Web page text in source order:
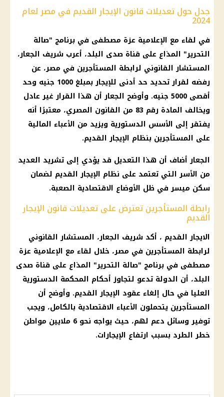
جدل حول تعديلات قانون الإيجار القديم في مصر لعام
2024
في لقاء مع الإعلامية عزة مصطفى في برنامج "صالة
التحرير" المذاع على قناة صدى البلد، أعرب شريف الجعار،
المستشار القانوني لرابطة المستأجرين في مصر، عن
رفضه لقرار تحديد حد أدنى للإيجار بمبلغ 1000 جنيه وحد
أقصى 5000 جنيه. وأوضح الجعار أن هذا القرار غير عادل
ويخالف المادة رقم 83 من القانون المصري، معتبرًا أنه
يفتقر إلى الأسس الدستورية ويزيد من الأعباء المالية
على المستأجرين بنظام الإيجار القديم.
الجعار أضاف أن هذا التعديل قد يؤدي إلى تشريد العديد
من الأسر التي تعتمد على نظام الإيجار القديم لضمان
سكن ميسر في ظل الأوضاع الاقتصادية الصعبة.
رابطة المستأجرين تعترض على تعديلات قانون الإيجار
القديم
الايجار القديم ، أكد شريف الجعار، المستشار القانوني
لرابطة المستأجرين في مصر، خلال لقاء مع الإعلامية عزة
مصطفى في برنامج "صالة التحرير" المذاع على قناة صدى
البلد، أن الدولة تدعو لتجاوز أحكام المحكمة الدستورية
العليا في حال إلغاء عقود الإيجار القديم. وأوضح أن
المستأجرين يتحملون الأعباء الاقتصادية بالكامل، ويجب
توفير وسائل دعم لهم، حيث يواجه نحو 6 ملايين مواطن
خطر الطرد بسبب ارتفاع الإيجارات.